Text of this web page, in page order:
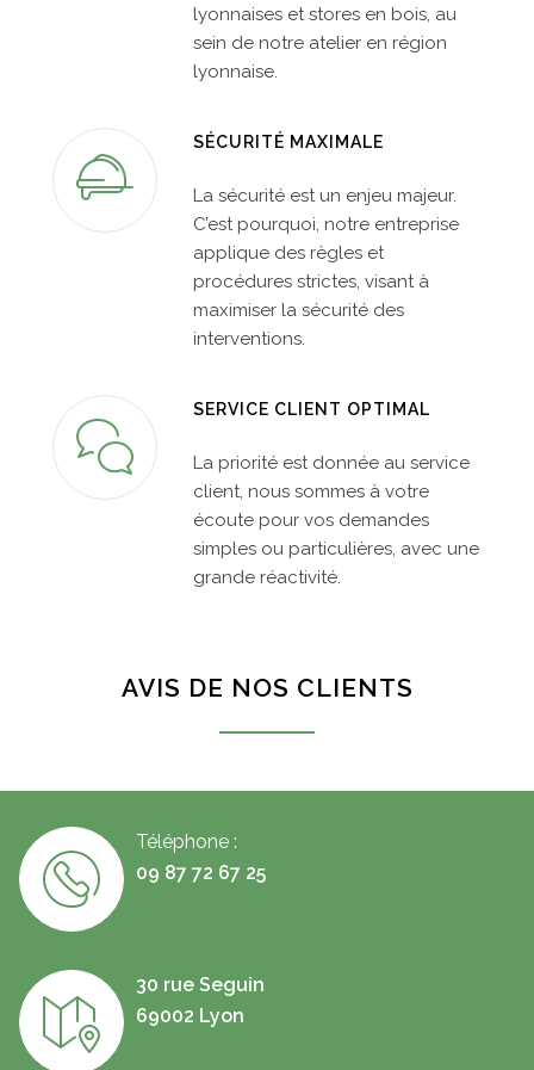
lyonnaises et stores en bois, au
sein de notre atelier en région
lyonnaise.
SÉCURITÉ MAXIMALE
La sécurité est un enjeu majeur.
C’est pourquoi, notre entreprise
applique des règles et
procédures strictes, visant à
maximiser la sécurité des
interventions.
SERVICE CLIENT OPTIMAL
La priorité est donnée au service
client, nous sommes à votre
écoute pour vos demandes
simples ou particulières, avec une
grande réactivité.
AVIS DE NOS CLIENTS
Téléphone :
09 87 72 67 25
30 rue Seguin
69002 Lyon